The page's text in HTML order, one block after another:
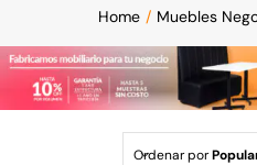
Home Muebles
Ordenar por